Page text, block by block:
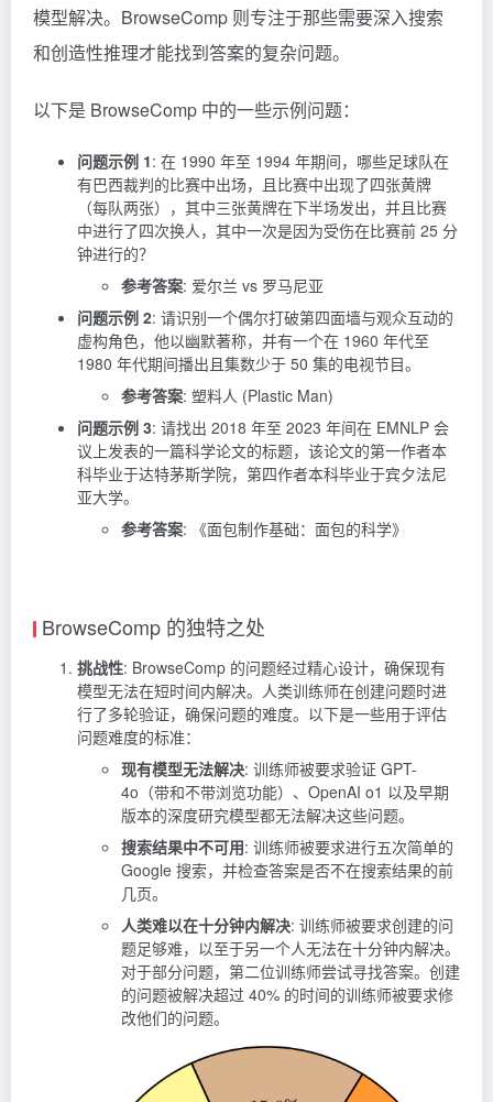
模型解决。BrowseComp 则专注于那些需要深入搜索
和创造性推理才能找到答案的复杂问题。
以下是 BrowseComp 中的一些示例问题：
问题示例 1: 在 1990 年至 1994 年期间，哪些足球队在
有巴西裁判的比赛中出场，且比赛中出现了四张黄牌
（每队两张），其中三张黄牌在下半场发出，并且比赛
中进行了四次换人，其中一次是因为受伤在比赛前 25 分
钟进行的？
参考答案: 爱尔兰 vs 罗马尼亚
问题示例 2: 请识别一个偶尔打破第四面墙与观众互动的
虚构角色，他以幽默著称，并有一个在 1960 年代至
1980 年代期间播出且集数少于 50 集的电视节目。
参考答案: 塑料人 (Plastic Man)
问题示例 3: 请找出 2018 年至 2023 年间在 EMNLP 会
议上发表的一篇科学论文的标题，该论文的第一作者本
科毕业于达特茅斯学院，第四作者本科毕业于宾夕法尼
亚大学。
参考答案: 《面包制作基础：面包的科学》
BrowseComp 的独特之处
挑战性: BrowseComp 的问题经过精心设计，确保现有
模型无法在短时间内解决。人类训练师在创建问题时进
行了多轮验证，确保问题的难度。以下是一些用于评估
问题难度的标准：
现有模型无法解决: 训练师被要求验证 GPT-
4o（带和不带浏览功能）、OpenAI o1 以及早期
版本的深度研究模型都无法解决这些问题。
搜索结果中不可用: 训练师被要求进行五次简单的
Google 搜索，并检查答案是否不在搜索结果的前
几页。
人类难以在十分钟内解决: 训练师被要求创建的问
题足够难，以至于另一个人无法在十分钟内解决。
对于部分问题，第二位训练师尝试寻找答案。创建
的问题被解决超过 40% 的时间的训练师被要求修
改他们的问题。